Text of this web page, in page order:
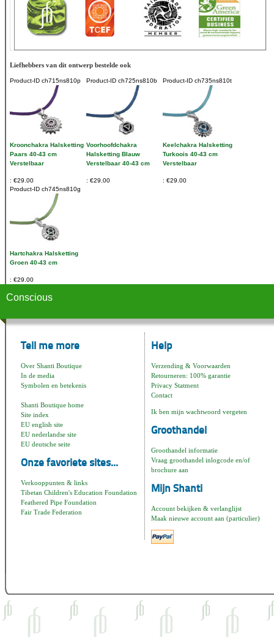
Liefhebbers van dit ontwerp bestelde ook
Product-ID ch715ns810p
Kroonchakra Halsketting
Paars 40-43 cm
Verstelbaar
€29.00
Product-ID ch725ns810b
Voorhoofdchakra
Halsketting Blauw
Verstelbaar 40-43 cm
€29.00
Product-ID ch735ns810t
Keelchakra Halsketting
Turkoois 40-43 cm
Verstelbaar
€29.00
Product-ID ch745ns810g
Hartchakra Halsketting
Groen 40-43 cm
€29.00
Conscious
Tell me more
Over Shanti Boutique
In de media
Symbolen en betekenis
Shanti Boutique home
Site index
EU english site
EU nederlandse site
EU deutsche seite
Onze favoriete sites...
Verkooppunten & links
Tibetan Children's Education Foundation
Feathered Pipe Foundation
Fair Trade Federation
Help
Verzending & Voorwaarden
Retourneren: 100% garantie
Privacy Statment
Contact
Ik ben mijn wachtwoord vergeten
Groothandel
Groothandel informatie
Vraag groothandel inlogcode en/of
brochure aan
Mijn Shanti
Account bekijken & verlanglijst
Maak nieuwe account aan (particulier)